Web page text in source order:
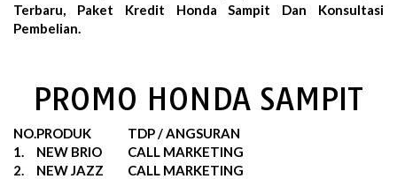
Terbaru, Paket Kredit Honda Sampit Dan Konsultasi
Pembelian.
PROMO HONDA SAMPIT
NO.PRODUK
TDP / ANGSURAN
1.
NEW BRIO
CALL MARKETING
2.
NEW JAZZ
CALL MARKETING